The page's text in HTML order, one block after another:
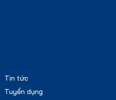
Tin tức
Tuyển dụng